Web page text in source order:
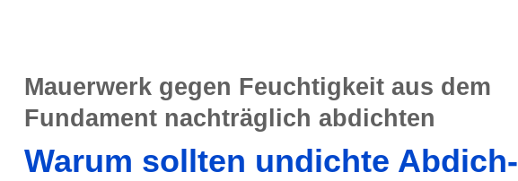
Mauer­werk gegen Feuchtigkeit aus dem
Fundament nach­träg­lich abdich­ten
Warum sollten undichte Abdich­